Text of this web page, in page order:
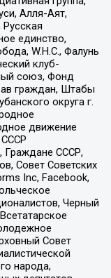
Алля-Аят,
единство,
W.H.С., Фалунь
клуб-
союз, Фонд
граждан, Штабы
округа г.
движение
Граждане СССР,
Совет Советских
Inc, Facebook,
Черный
Совет
народа,